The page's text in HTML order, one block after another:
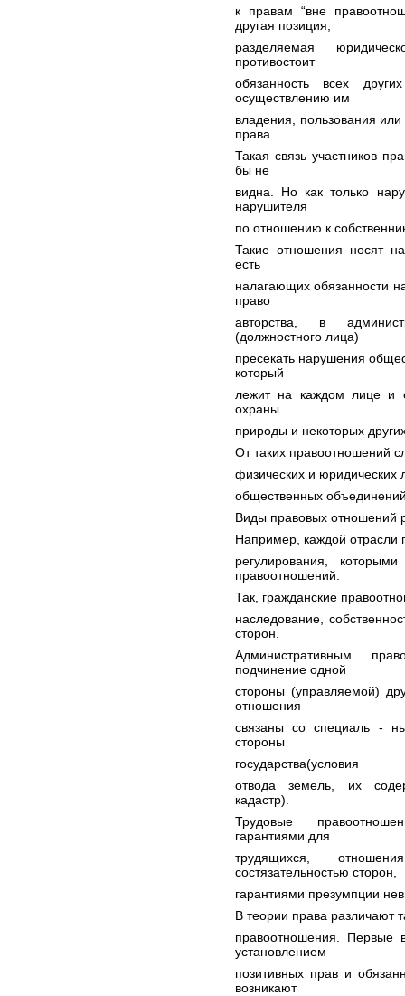
к правам “вне
другая позиция,
разделяемая
противостоит
обязанность всех
осуществлению им
владения, пользования
права.
Такая связь участников
бы не
видна. Но как только
нарушителя
по отношению к
Такие отношения носят
есть
налагающих обязанности
право
авторства, в
(должностного лица)
пресекать нарушения
который
лежит на каждом лице и
охраны
природы и некоторых
От таких правоотношений
физических и юридических
общественных
Виды правовых отношений
Например, каждой отрасли
регулирования,
правоотношений.
Так, гражданские
наследование,
сторон.
Административным
подчинение одной
стороны (управляемой)
отношения
связаны со специаль -
стороны
государства(условия
отвода земель, их
кадастр).
Трудовые
гарантиями для
трудящихся,
состязательностью сторон,
гарантиями презумпции
В теории права различают
правоотношения. Первые
установлением
позитивных прав и
возникают